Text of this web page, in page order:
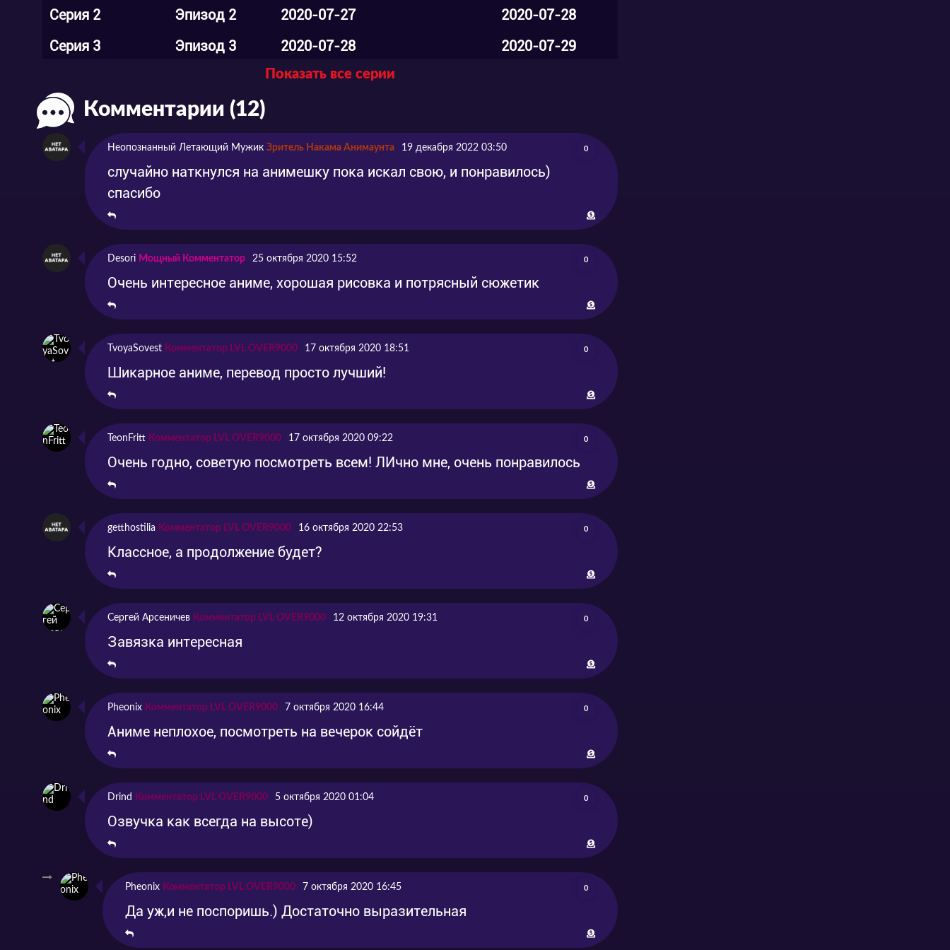
Серия 2
Эпизод 2 2020-07-27
2020-07-28
Серия 3
Эпизод 3 2020-07-28
2020-07-29
2020-08-09
Серия 5
Эпизод 5
Серия 6
Эпизод 6 2020-08-22
2020-08-27
Серия 7
Эпизод 7 2020-08-22
2020-09-04
Серия 8
Эпизод 9 2020-09-17
2020-09-18
Серия 10
Эпизод 10 2020-09-24
Серия 11
Эпизод 11 2020-10-01
Серия 13
Эпизод 13 2020-10-15
Показать все серии
Комментарии (12)
Неопознанный Летающий Мужик Зритель Накама Анимаунта 19 декабря 2022 03:50 0
случайно наткнулся на анимешку пока искал свою, и понравилось)
спасибо
Desori Мощный Комментатор 25 октября 2020 15:52 0
Очень интересное аниме, хорошая рисовка и потрясный сюжетик
TvoyaSovest Комментатор LVL OVER9000 17 октября 2020 18:51 0
Шикарное аниме, перевод просто лучший!
TeonFritt Комментатор LVL OVER9000 17 октября 2020 09:22 0
Очень годно, советую посмотреть всем! ЛИчно мне, очень понравилось
getthostilia Комментатор LVL OVER9000 16 октября 2020 22:53 0
Классное, а продолжение будет?
Сергей Арсеничев Комментатор LVL OVER9000 12 октября 2020 19:31 0
Завязка интересная
Pheonix Комментатор LVL OVER9000 7 октября 2020 16:44 0
Аниме неплохое, посмотреть на вечерок сойдёт
Drind Комментатор LVL OVER9000 5 октября 2020 01:04 0
Озвучка как всегда на высоте)
Pheonix Комментатор LVL OVER9000 7 октября 2020 16:45 0
Да уж,и не поспоришь.) Достаточно выразительная